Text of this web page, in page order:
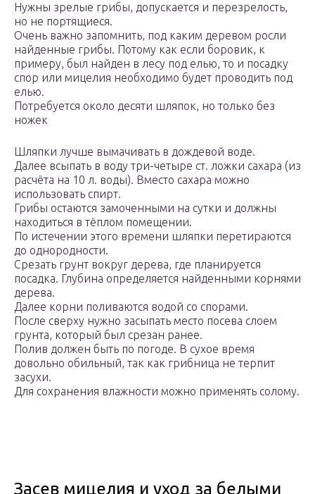
Нужны зрелые грибы, допускается и перезрелость,
но не портящиеся.
Очень важно запомнить, под каким деревом росли
найденные грибы. Потому как если боровик, к
примеру, был найден в лесу под елью, то и посадку
спор или мицелия необходимо будет проводить под
елью.
Потребуется около десяти шляпок, но только без
ножек
Шляпки лучше вымачивать в дождевой воде.
Далее всыпать в воду три-четыре ст. ложки сахара (из
расчёта на 10 л. воды). Вместо сахара можно
использовать спирт.
Грибы остаются замоченными на сутки и должны
находиться в тёплом помещении.
По истечении этого времени шляпки перетираются
до однородности.
Срезать грунт вокруг дерева, где планируется
посадка. Глубина определяется найденными корнями
дерева.
Далее корни поливаются водой со спорами.
После сверху нужно засыпать место посева слоем
грунта, который был срезан ранее.
Полив должен быть по погоде. В сухое время
довольно обильный, так как грибница не терпит
засухи.
Для сохранения влажности можно применять солому.
Засев мицелия и уход за белыми